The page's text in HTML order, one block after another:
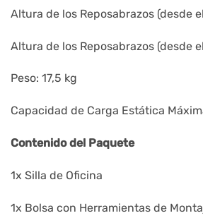
Altura de los Reposabrazos (desde
Altura de los Reposabrazos (desde
Peso: 17,5 kg
Capacidad de Carga Estática
Contenido del Paquete
1x Silla de Oficina
1x Bolsa con Herramientas de